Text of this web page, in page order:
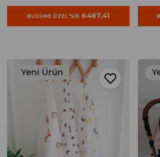
BUGÜNE ÖZEL %15 ₺467,41
Yeni Ürün